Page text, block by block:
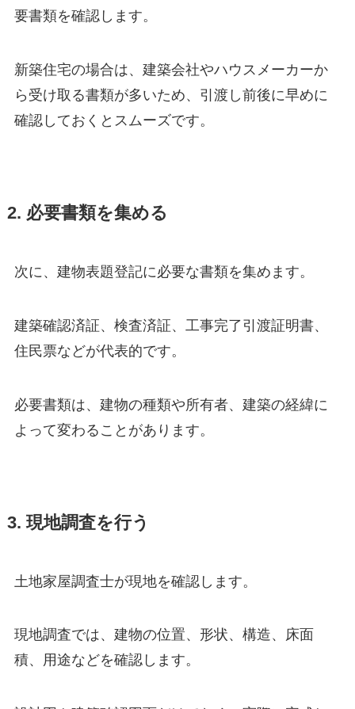
要書類を確認します。
新築住宅の場合は、建築会社やハウスメーカーか
ら受け取る書類が多いため、引渡し前後に早めに
確認しておくとスムーズです。
2. 必要書類を集める
次に、建物表題登記に必要な書類を集めます。
建築確認済証、検査済証、工事完了引渡証明書、
住民票などが代表的です。
必要書類は、建物の種類や所有者、建築の経緯に
よって変わることがあります。
3. 現地調査を行う
土地家屋調査士が現地を確認します。
現地調査では、建物の位置、形状、構造、床面
積、用途などを確認します。